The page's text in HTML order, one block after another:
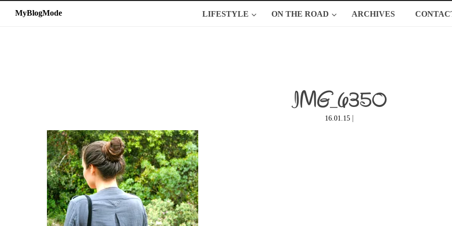
LIFESTYLE ON THE ROAD ARCHIVES
MyBlogMode
MyBlogMode
IMG_6350
16.01.15 |